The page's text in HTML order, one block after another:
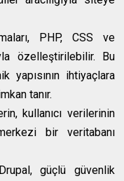
PHP, CSS ve
özelleştirilebilir. Bu
ihtiyaçlara
tanır.
kullanıcı verilerinin
bir veritabanı
güçlü güvenlik